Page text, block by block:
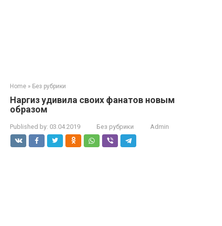
Home » Без рубрики
Наргиз удивила своих фанатов новым
образом
Published by: 03.04.2019 Без рубрики Admin